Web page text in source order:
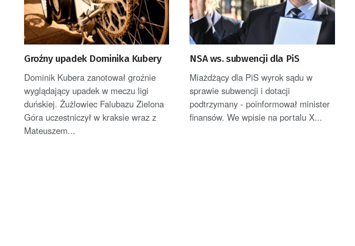
Groźny upadek Dominika Kubery
Dominik Kubera zanotował groźnie
wyglądający upadek w meczu ligi
duńskiej. Żużlowiec Falubazu Zielona
Góra uczestniczył w kraksie wraz z
Mateuszem...
NSA ws. subwencji dla PiS
Miażdżący dla PiS wyrok sądu w
sprawie subwencji i dotacji
podtrzymany - poinformował minister
finansów. We wpisie na portalu X...